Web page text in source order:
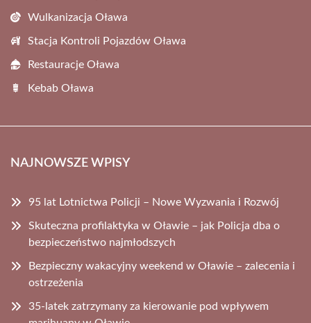
Wulkanizacja Oława
Stacja Kontroli Pojazdów Oława
Restauracje Oława
Kebab Oława
NAJNOWSZE WPISY
95 lat Lotnictwa Policji – Nowe Wyzwania i Rozwój
Skuteczna profilaktyka w Oławie – jak Policja dba o
bezpieczeństwo najmłodszych
Bezpieczny wakacyjny weekend w Oławie – zalecenia i
ostrzeżenia
35-latek zatrzymany za kierowanie pod wpływem